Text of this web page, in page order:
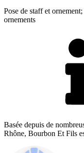
Pose de staff et
ornements
Basée depuis de
Rhône, Bourbon Et Fils